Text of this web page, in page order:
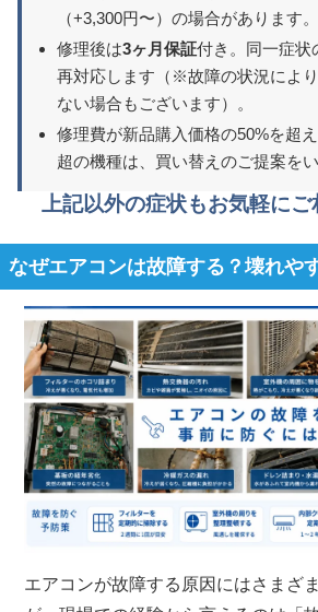
（+3,300円〜）の場合があります。
修理後は3ヶ月保証付き。同一症状
再対応します（※故障の状況によ
ない場合もございます）。
修理費が新品購入価格の50%を超
超の機種は、買い替えのご提案をい
上記以外の症状もお気軽に
なぜエアコンは故障する？壊れや
エアコンが故障する原因にはさまざ